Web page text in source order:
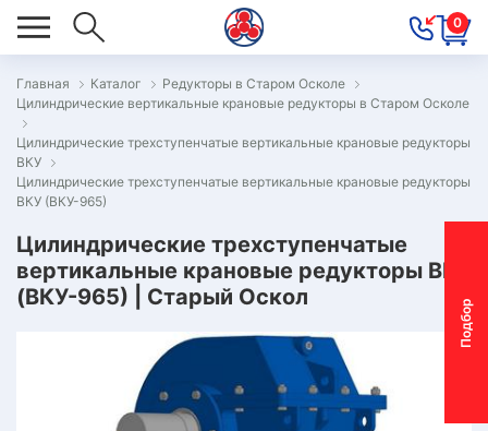
0
П
о
д
б
о
р
м
о
т
о
р
-
р
е
д
у
к
т
о
р
Главная Каталог
Редукторы в Старом Осколе
Цилиндрические вертикальные крановые редукторы в Старом Осколе
Цилиндрические трехступенчатые вертикальные крановые редукторы
ВКУ
Цилиндрические трехступенчатые вертикальные крановые редукторы
ВКУ (ВКУ-965)
Цилиндрические трехступенчатые
вертикальные крановые редукторы ВКУ
(ВКУ-965) | Старый Оскол